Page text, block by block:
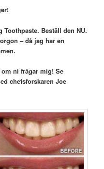
Beställ den NU.
– då jag har en
ni frågar mig! Se
chefsforskaren Joe